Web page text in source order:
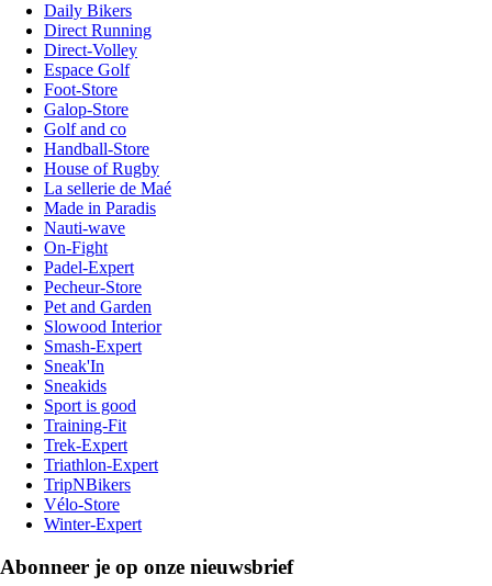
Daily Bikers
Direct Running
Direct-Volley
Espace Golf
Foot-Store
Galop-Store
Golf and co
Handball-Store
House of Rugby
La sellerie de Maé
Made in Paradis
Nauti-wave
On-Fight
Padel-Expert
Pecheur-Store
Pet and Garden
Slowood Interior
Smash-Expert
Sneak'In
Sneakids
Sport is good
Training-Fit
Trek-Expert
Triathlon-Expert
TripNBikers
Vélo-Store
Winter-Expert
Abonneer je op onze nieuwsbrief